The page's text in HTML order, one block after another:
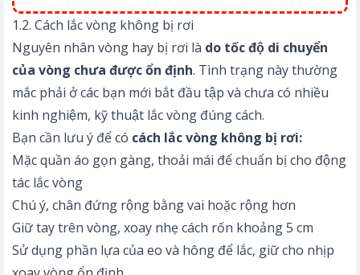
1.2. Cách lắc vòng không bị rơi
Nguyên nhân vòng hay bị rơi là do tốc độ di chuyển
của vòng chưa được ổn định. Tình trạng này thường
mắc phải ở các bạn mới bắt đầu tập và chưa có nhiều
kinh nghiệm, kỹ thuật lắc vòng đúng cách.
Bạn cần lưu ý để có cách lắc vòng không bị rơi:
Mặc quần áo gọn gàng, thoải mái để chuẩn bị cho động
tác lắc vòng
Chú ý, chân đứng rộng bằng vai hoặc rộng hơn
Giữ tay trên vòng, xoay nhẹ cách rốn khoảng 5 cm
Sử dụng phần lựa của eo và hông để lắc, giữ cho nhịp